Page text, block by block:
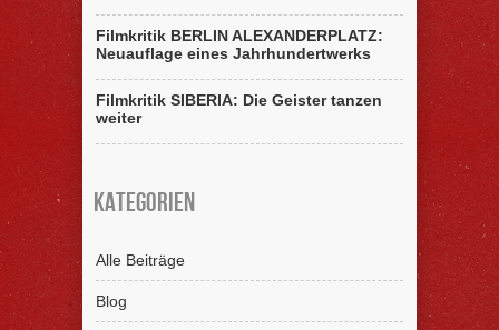
Filmkritik BERLIN ALEXANDERPLATZ:
Neuauflage eines Jahrhundertwerks
Filmkritik SIBERIA: Die Geister tanzen
weiter
Kategorien
Alle Beiträge
Blog